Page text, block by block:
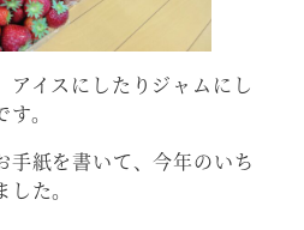
アイスにしたりジャムにし
。
手紙を書いて、今年のいち
た。